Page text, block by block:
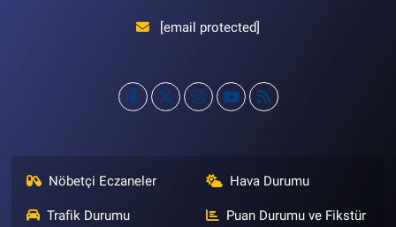
[email protected]
Nöbetçi Eczaneler Hava Durumu
Trafik Durumu Puan Durumu ve Fikstür